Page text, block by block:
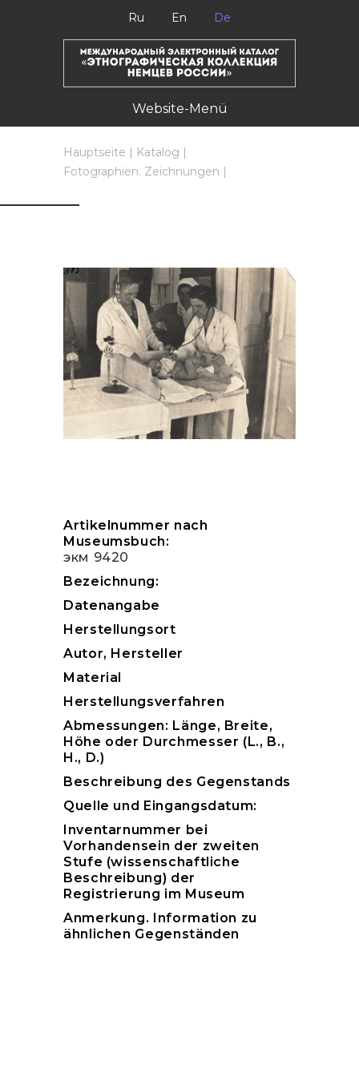
Ru En De
Website-Menü
Hauptseite | Katalog |
Fotographien. Zeichnungen |
Artikelnummer nach
Museumsbuch:
экм 9420
Bezeichnung:
Datenangabe
Herstellungsort
Autor, Hersteller
Material
Herstellungsverfahren
Abmessungen: Länge, Breite,
Höhe oder Durchmesser (L., B.,
H., D.)
Beschreibung des Gegenstands
Quelle und Eingangsdatum:
Inventarnummer bei
Vorhandensein der zweiten
Stufe (wissenschaftliche
Beschreibung) der
Registrierung im Museum
Anmerkung. Information zu
ähnlichen Gegenständen